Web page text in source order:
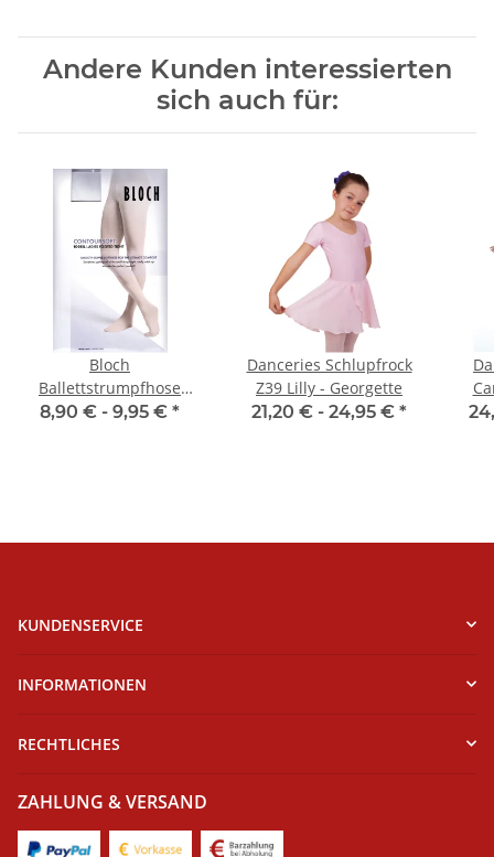
Andere Kunden interessierten
sich auch für:
Bloch
Ballettstrumpfhose
T0981 Footed Tight
8,90 € - 9,95 € *
Danceries Schlupfrock
Z39 Lilly - Georgette
21,20 € - 24,95 € *
KUNDENSERVICE
INFORMATIONEN
RECHTLICHES
ZAHLUNG & VERSAND